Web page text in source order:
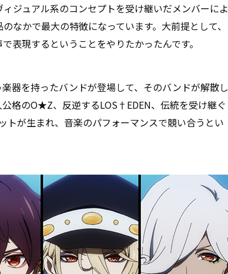
ジュアル系のコンセプトを受け継いだメンバーによ
なかで最大の特徴になっています。大前提として、
表現するということをやりたかったんです。
器を持ったバンドが登場して、そのバンドが解散し
格のO★Z、反逆するLOS†EDEN、伝統を受け継ぐ
トが生まれ、音楽のパフォーマンスで競い合うとい